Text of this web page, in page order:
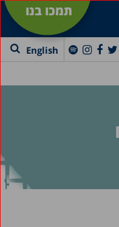
תמכו בנו
English